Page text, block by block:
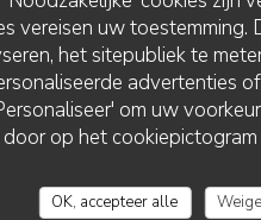
vereisen uw
het sitepubliek te
advertenties
om uw
op het
OK, accepteer alle
Service: 5/5
plats tous délicieux,un